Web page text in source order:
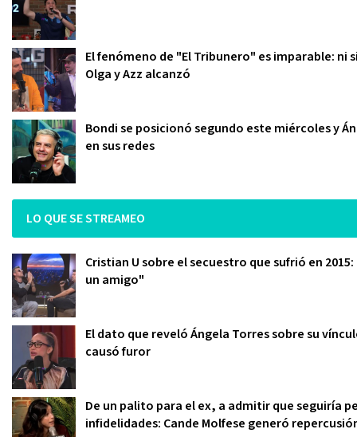
El fenómeno de "El Tribunero" es imparable: ni
Olga y Azz alcanzó
Bondi se posicionó segundo este miércoles y
en sus redes
LO QUE SE STREAMEO
Cristian U sobre el secuestro que sufrió en
un amigo"
El dato que reveló Ángela Torres sobre su
causó furor
De un palito para el ex, a admitir que seguiría
infidelidades: Cande Molfese generó